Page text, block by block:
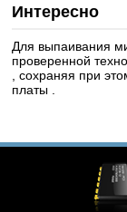
Интересно
Для выпаивания
проверенной
, сохраняя при
платы .